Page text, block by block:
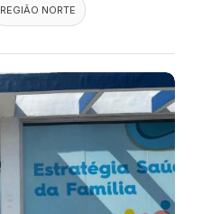
REGIÃO NORTE